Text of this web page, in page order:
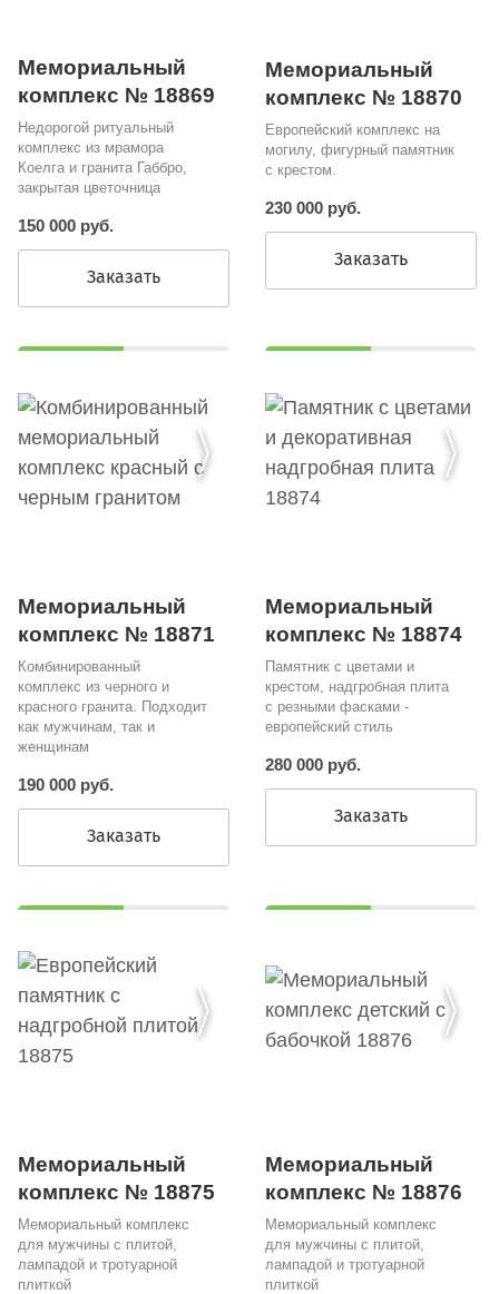
Мемориальный
комплекс № 18869
Недорогой ритуальный
комплекс из мрамора
Коелга и гранита Габбро,
закрытая цветочница
150 000 руб.
Заказать
Мемориальный
комплекс № 18870
Европейский комплекс на
могилу, фигурный памятник
с крестом.
230 000 руб.
Заказать
Мемориальный
комплекс № 18871
Комбинированный
комплекс из черного и
красного гранита. Подходит
как мужчинам, так и
женщинам
190 000 руб.
Заказать
Мемориальный
комплекс № 18874
Памятник с цветами и
крестом, надгробная плита
с резными фасками -
европейский стиль
280 000 руб.
Заказать
Мемориальный
комплекс № 18875
Мемориальный комплекс
для мужчины с плитой,
лампадой и тротуарной
плиткой
Мемориальный
комплекс № 18876
Мемориальный комплекс
для мужчины с плитой,
лампадой и тротуарной
плиткой